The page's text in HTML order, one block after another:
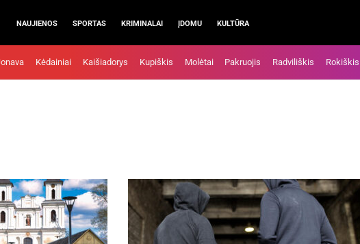
NAUJIENOS SPORTAS KRIMINALAI ĮDOMU KULTŪRA
Kėdainiai Kaišiadorys Kupiškis Molėtai Pakruojis Radviliškis Rokiškis